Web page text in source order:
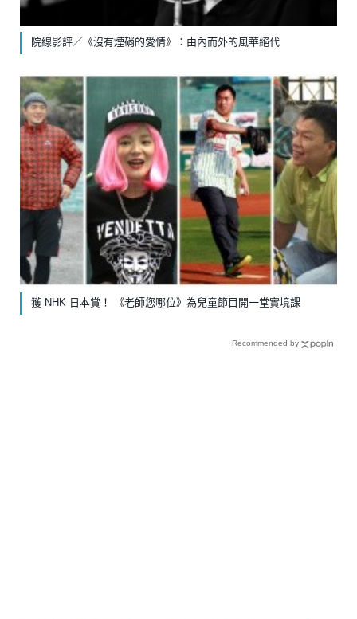
院線影評／《沒有煙硝的愛情》：由內而外的風華絕代
獲 NHK 日本賞！ 《老師您哪位》為兒童節目開一堂實境課
Recommended by